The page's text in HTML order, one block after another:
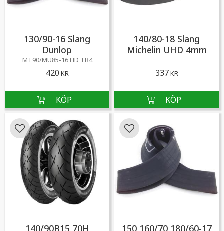
130/90-16 Slang
Dunlop
MT90/MU85-16 HD TR4
420 KR
140/80-18 Slang
Michelin UHD 4mm
337KR
140/90B15 70H
Lägg till i favoriter
150,160/70,180/60-17
Lägg till i favoriter